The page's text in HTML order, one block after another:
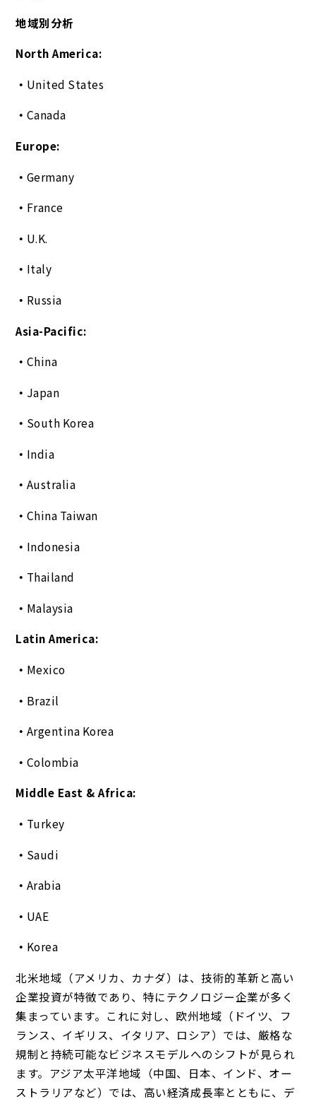
地域別分析
North America:
United States
Canada
Europe:
Germany
France
U.K.
Italy
Russia
Asia-Pacific:
China
Japan
South Korea
India
Australia
China Taiwan
Indonesia
Thailand
Malaysia
Latin America:
Mexico
Brazil
Argentina Korea
Colombia
Middle East & Africa:
Turkey
Saudi
Arabia
UAE
Korea
北米地域（アメリカ、カナダ）は、技術的革新と高い
企業投資が特徴であり、特にテクノロジー企業が多く
集まっています。これに対し、欧州地域（ドイツ、フ
ランス、イギリス、イタリア、ロシア）では、厳格な
規制と持続可能なビジネスモデルへのシフトが見られ
ます。アジア太平洋地域（中国、日本、インド、オー
ストラリアなど）では、高い経済成長率とともに、デ